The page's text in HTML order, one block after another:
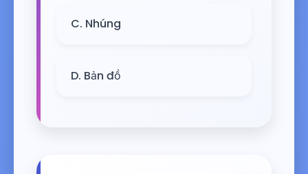
C. Nhúng
D. Bản đồ